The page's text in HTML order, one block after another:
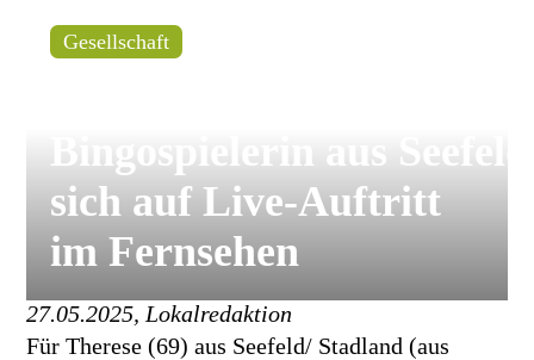
Gesellschaft
Bingospielerin aus
sich auf Live-Auftritt
im Fernsehen
27.05.2025, Lokalredaktion
Für Therese (69) aus Seefeld/ Stadland (aus